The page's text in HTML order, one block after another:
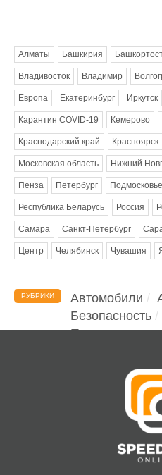
Алматы Башкирия
Владивосток Владимир
Европа Екатеринбург Иркутск
Карантин COVID-19 Кемерово
Краснодарский край Красноярск
Московская область Нижний
Пенза Петербург Подмосковье
Республика Беларусь Россия
Самара Санкт-Петербург
Центр Челябинск Чувашия
РУБРИКИ Автомобили
Безопасность
Помощь